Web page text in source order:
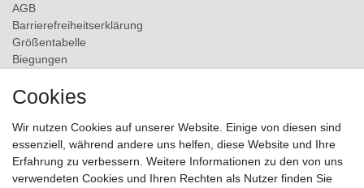
AGB
Barrierefreiheitserklärung
Größentabelle
Biegungen
Kontakt
ZAHLUNGSMÖGLICHKEITEN
Cookies
Wir nutzen Cookies auf unserer Website. Einige von diesen sind
essenziell, während andere uns helfen, diese Website und Ihre
Erfahrung zu verbessern. Weitere Informationen zu den von uns
verwendeten Cookies und Ihren Rechten als Nutzer finden Sie